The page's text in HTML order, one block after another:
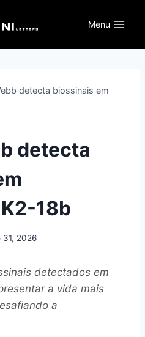
Menu
detecta biossinais em
detecta
18b
31, 2026
detectados em
a vida mais
a